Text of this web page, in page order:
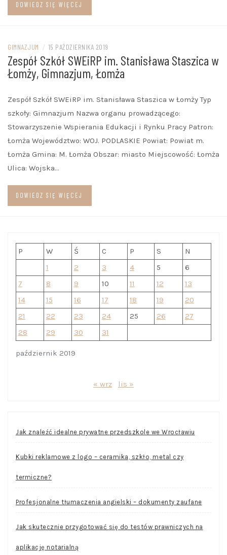
DOWIEDZ SIĘ WIĘCEJ
GIMNAZJUM / 15 PAŹDZIERNIKA 2019
Zespół Szkół SWEiRP im. Stanisława Staszica w
Łomży, Gimnazjum, Łomża
Zespół Szkół SWEiRP im. Stanisława Staszica w Łomży Typ
szkoły: Gimnazjum Nazwa organu prowadzącego:
Stowarzyszenie Wspierania Edukacji i Rynku Pracy Patron:
Łomża Województwo: WOJ. PODLASKIE Powiat: Powiat m.
Łomża Gmina: M. Łomża Obszar: miasto Miejscowość: Łomża
Ulica: Wojska…
DOWIEDZ SIĘ WIĘCEJ
październik 2019
P W Ś C P S
N
1
2 3 4 5
6
7
8 9 10 11 12
13
14
15 16 17 18 19
20
21
22 23 24 25 26
27
28
29 30 31
« wrz lis »
Jak znaleźć idealne prywatne przedszkole we Wrocławiu
Kubki reklamowe z logo – ceramika, szkło, metal czy
termiczne?
Profesjonalne tłumaczenia angielski – dokumenty zaufane
Jak skutecznie przygotować się do testów prawniczych na
aplikację notarialną